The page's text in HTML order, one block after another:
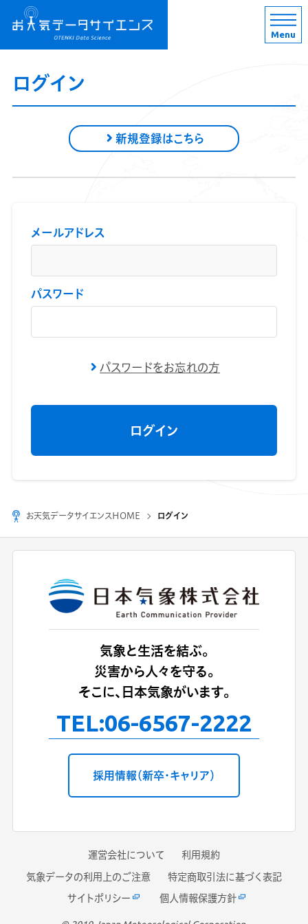
Menu
ログイン
新規登録はこちら
メールアドレス
パスワード
パスワードをお忘れの方
お天気データサイエンスHOME ログイン
気象と生活を結ぶ。
災害から人々を守る。
そこに、日本気象がいます。
TEL:06-6567-2222
採用情報（新卒・キャリア）
運営会社について
利用規約
気象データの利用上のご注意
特定商取引法に基づく表記
サイトポリシー
個人情報保護方針